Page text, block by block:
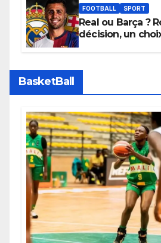
apaisées.
FOOTBALL SPORT
Real ou Barça ?
décision, un
BasketBall